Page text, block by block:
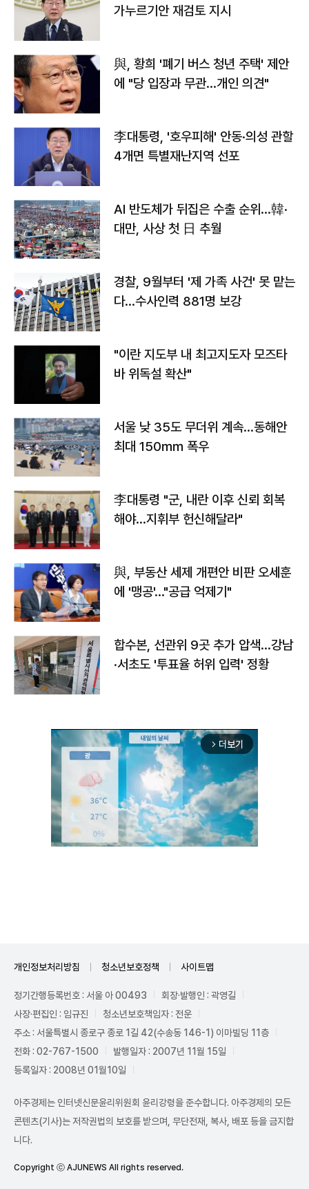
가누르기안 재검토 지시
與, 황희 '폐기 버스 청년 주택' 제안
에 "당 입장과 무관…개인 의견"
李대통령, '호우피해' 안동·의성 관할
4개면 특별재난지역 선포
AI 반도체가 뒤집은 수출 순위…韓·
대만, 사상 첫 日 추월
경찰, 9월부터 '제 가족 사건' 못 맡는
다…수사인력 881명 보강
"이란 지도부 내 최고지도자 모즈타
바 위독설 확산"
서울 낮 35도 무더위 계속…동해안
최대 150㎜ 폭우
李대통령 "군, 내란 이후 신뢰 회복
해야…지휘부 헌신해달라"
與, 부동산 세제 개편안 비판 오세훈
에 '맹공'…"공급 억제기"
합수본, 선관위 9곳 추가 압색…강남
·서초도 '투표율 허위 입력' 정황
arrow_forward_ios 더보기
개인정보처리방침 청소년보호정책 사이트맵
정기간행등록번호 : 서울 아 00493
회장·발행인 : 곽영길
사장·편집인 : 임규진
청소년보호책임자 : 전운
주소 : 서울특별시 종로구 종로 1길 42(수송동 146-1) 이마빌딩 11층
전화 : 02-767-1500
발행일자 : 2007년 11월 15일
등록일자 : 2008년 01월10일
아주경제는 인터넷신문윤리위원회 윤리강령을 준수합니다. 아주경제의 모든
콘텐츠(기사)는 저작권법의 보호를 받으며, 무단전재, 복사, 배포 등을 금지합
니다.
Copyright ⓒ AJUNEWS All rights reserved.